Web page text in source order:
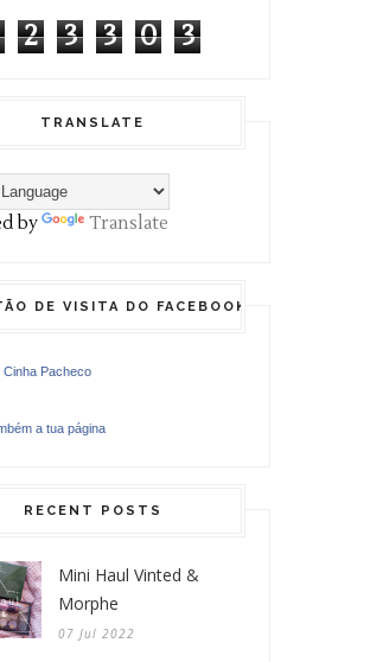
2 3 3 0 3
TRANSLATE
by Translate
DE VISITA DO FACEBOOK
Cinha Pacheco
a tua página
RECENT POSTS
Mini Haul Vinted &
Morphe
07 Jul 2022